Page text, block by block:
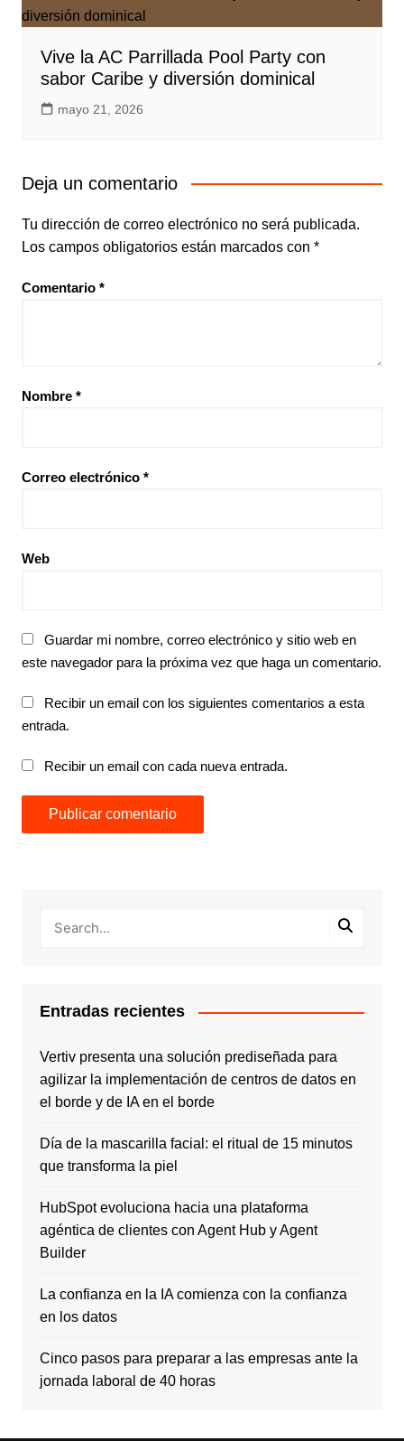
Vive la AC Parrillada Pool Party con
sabor Caribe y diversión dominical
mayo 21, 2026
Deja un comentario
Tu dirección de correo electrónico no será publicada.
Los campos obligatorios están marcados con *
Comentario *
Nombre *
Correo electrónico *
Web
Guardar mi nombre, correo electrónico y sitio web en
este navegador para la próxima vez que haga un comentario.
Recibir un email con los siguientes comentarios a esta
entrada.
Recibir un email con cada nueva entrada.
Entradas recientes
Vertiv presenta una solución prediseñada para
agilizar la implementación de centros de datos en
el borde y de IA en el borde
Día de la mascarilla facial: el ritual de 15 minutos
que transforma la piel
HubSpot evoluciona hacia una plataforma
agéntica de clientes con Agent Hub y Agent
Builder
La confianza en la IA comienza con la confianza
en los datos
Cinco pasos para preparar a las empresas ante la
jornada laboral de 40 horas